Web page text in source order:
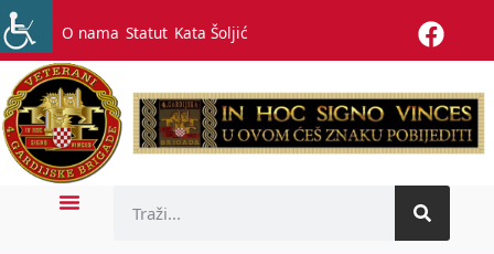
O nama Statut Kata Šoljić